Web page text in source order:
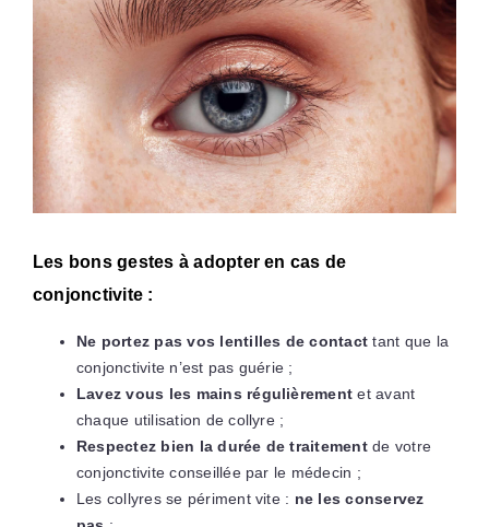
Les bons gestes à adopter en cas de
conjonctivite :
Ne portez pas vos lentilles de contact tant que la
conjonctivite n’est pas guérie ;
Lavez vous les mains régulièrement et avant
chaque utilisation de collyre ;
Respectez bien la durée de traitementde votre
conjonctivite conseillée par le médecin ;
Les collyres se périment vite : ne les conservez